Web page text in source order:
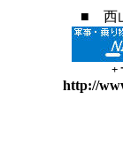
■ 西
+
http://